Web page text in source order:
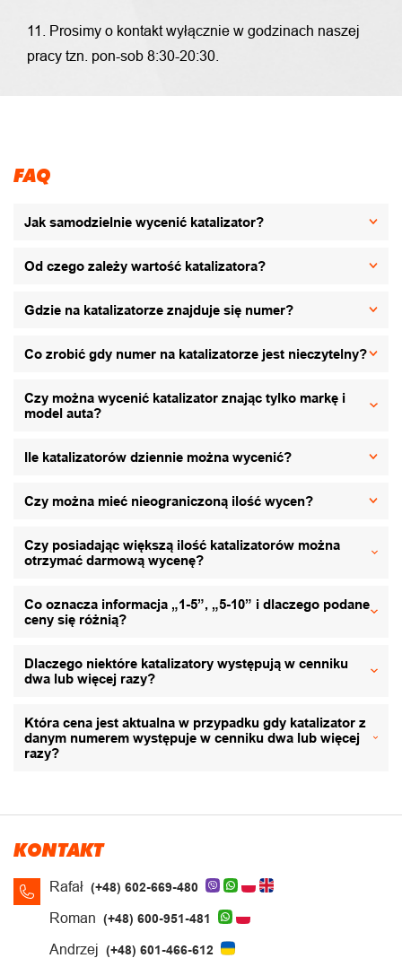
11. Prosimy o kontakt wyłącznie w godzinach naszej
pracy tzn. pon-sob 8:30-20:30.
FAQ
Jak samodzielnie wycenić katalizator?
Od czego zależy wartość katalizatora?
Gdzie na katalizatorze znajduje się numer?
Co zrobić gdy numer na katalizatorze jest nieczytelny?
Czy można wycenić katalizator znając tylko markę i
model auta?
Ile katalizatorów dziennie można wycenić?
Czy można mieć nieograniczoną ilość wycen?
Czy posiadając większą ilość katalizatorów można
otrzymać darmową wycenę?
Co oznacza informacja „1-5”, „5-10” i dlaczego podane
ceny się różnią?
Dlaczego niektóre katalizatory występują w cenniku
dwa lub więcej razy?
Która cena jest aktualna w przypadku gdy katalizator z
danym numerem występuje w cenniku dwa lub więcej
razy?
KONTAKT
Rafał (+48) 602-669-480
Roman (+48) 600-951-481
Andrzej (+48) 601-466-612